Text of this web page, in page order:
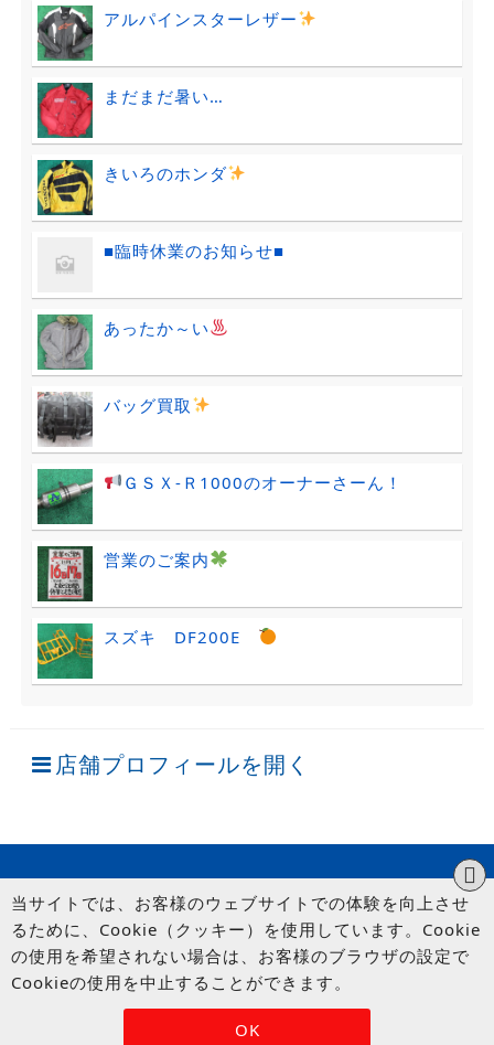
アルパインスターレザー
まだまだ暑い…
きいろのホンダ
■臨時休業のお知らせ■
あったか～い
バッグ買取
ＧＳＸ-Ｒ1000のオーナーさーん！
営業のご案内
スズキ DF200E
店舗プロフィールを開く
© UP GARAGE GROUP Co., Ltd.
OK
当サイトでは、お客様のウェブサイトでの体験を向上させ
るために、Cookie（クッキー）を使用しています。Cookie
の使用を希望されない場合は、お客様のブラウザの設定で
Cookieの使用を中止することができます。